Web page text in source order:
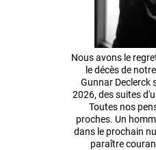
Nous avons le
le décès de
Gunnar Declerck
2026, des suites
Toutes nos
proches. Un
dans le prochain
paraître